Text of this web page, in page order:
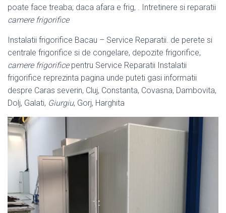
poate face treaba; daca afara e frig, . Intretinere si reparatii
camere frigorifice
Instalatii frigorifice Bacau – Service Reparatii. de perete si
centrale frigorifice si de congelare, depozite frigorifice,
camere frigorificepentru Service Reparatii Instalatii
frigorifice reprezinta pagina unde puteti gasi informatii
despre Caras severin, Cluj, Constanta, Covasna, Dambovita,
Dolj, Galati, Giurgiu, Gorj, Harghita